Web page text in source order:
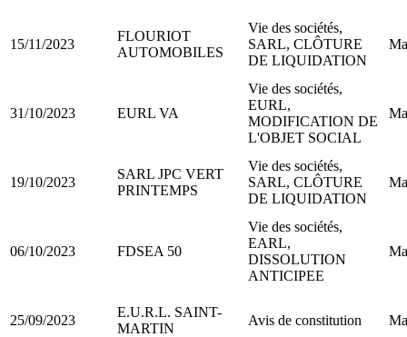
15/11/2023
FLOURIOT
AUTOMOBILES
Vie des sociétés,
SARL, CLÔTURE
DE LIQUIDATION
31/10/2023 EURL VA
Vie des sociétés,
EURL,
MODIFICATION DE
L'OBJET SOCIAL
19/10/2023
SARL JPC VERT
PRINTEMPS
Vie des sociétés,
SARL, CLÔTURE
DE LIQUIDATION
06/10/2023 FDSEA 50
Vie des sociétés,
EARL,
DISSOLUTION
ANTICIPEE
25/09/2023
E.U.R.L. SAINT-
MARTIN
Avis de constitution